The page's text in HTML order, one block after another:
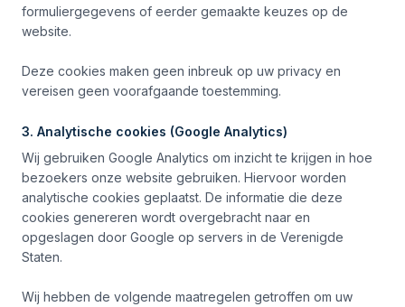
formuliergegevens of eerder gemaakte keuzes op de
website.
Deze cookies maken geen inbreuk op uw privacy en
vereisen geen voorafgaande toestemming.
3. Analytische cookies (Google Analytics)
Wij gebruiken Google Analytics om inzicht te krijgen in hoe
bezoekers onze website gebruiken. Hiervoor worden
analytische cookies geplaatst. De informatie die deze
cookies genereren wordt overgebracht naar en
opgeslagen door Google op servers in de Verenigde
Staten.
Wij hebben de volgende maatregelen getroffen om uw